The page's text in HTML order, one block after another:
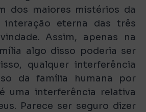
dos maiores mistérios da
interação eterna das três
Assim, apenas na
algo disso poderia ser
qualquer interferência
da família humana por
uma interferência relativa
Parece ser seguro dizer